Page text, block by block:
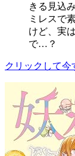
きる見込
ミレスで
けど、実
で…？
クリックして今